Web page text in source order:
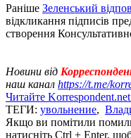
Раніше Зеленський
відкликання підписів
створення
Новини від
наш канал https://t.me/
Читайте
ТЕГИ: увольнение,
Якщо ви помітили
натисніть Ctrl + Enter,